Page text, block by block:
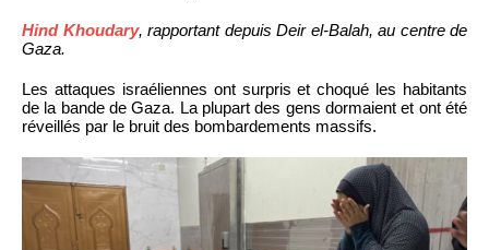
Hind Khoudary, rapportant depuis Deir el-Balah, au centre de
Gaza.
Les attaques israéliennes ont surpris et choqué les habitants
de la bande de Gaza. La plupart des gens dormaient et ont été
réveillés par le bruit des bombardements massifs.